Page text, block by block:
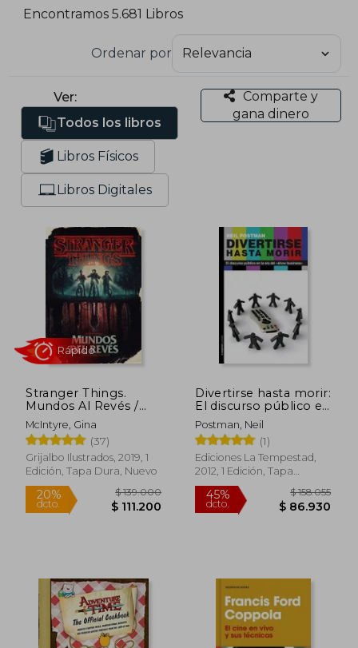
Encontramos 5.681 Libros
Ordenar por
Ver:
Todos los libros
Libros Físicos
Libros Digitales
Comparte y
gana dinero
Stranger Things.
Mundos Al Revés /
Stranger Things:
Worlds Turned Upside
Down
McIntyre, Gina
(37)
Grijalbo Ilustrados, 2019, 1
Edición, Tapa Dura, Nuevo
20%
dcto.
$ 139.000
$ 111.200
Rápido
Divertirse hasta morir:
El discurso público en
la era del show
business
Postman, Neil
(1)
Ediciones La Tempestad,
2012, 1 Edición, Tapa
Blanda, Nuevo
45%
dcto.